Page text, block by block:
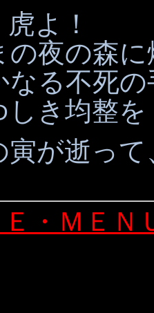
よ！
の夜の森
なる不死
き均整を
寅が逝っ
Ｅ・ＭＥＮ